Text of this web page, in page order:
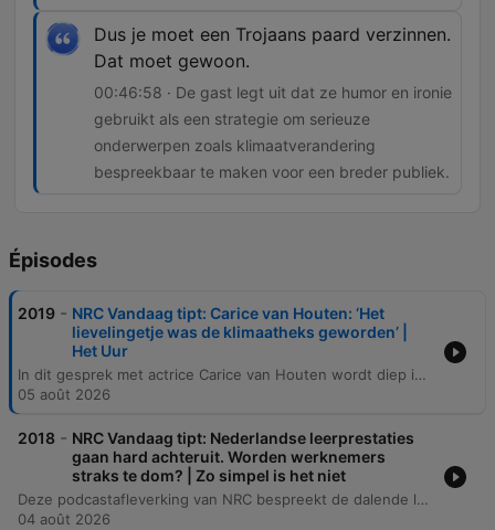
Dus je moet een Trojaans paard verzinnen.
Dat moet gewoon.
00:46:58 · De gast legt uit dat ze humor en ironie
gebruikt als een strategie om serieuze
onderwerpen zoals klimaatverandering
bespreekbaar te maken voor een breder publiek.
Épisodes
2019 - NRC Vandaag tipt: Carice van Houten: ‘Het
lievelingetje was de klimaatheks geworden’ |
Het Uur
In dit gesprek met actrice Carice van Houten wordt diep ingegaan op haar acteermethode, waarbij ze de nadruk legt op luisteren en het vermijden van ijdelheid. Ze reflecteert op hoe haar jeugd in een complexe familiale setting, gekenmerkt door instabiliteit en scheidingen, haar persoonlijkheid en overlevingsstrategieën heeft gevormd. Daarnaast bespreekt Carice haar persoonlijke en politieke ontwaking door de klimaatcrisis. Ze beschrijft haar transformatie van een conflictvermijdende observator naar een actieve burger met maatschappelijk engagement, waarbij ze humor en kunst gebruikt om zware onderwerpen bespreekbaar te maken.
05 août 2026
2018 - NRC Vandaag tipt: Nederlandse leerprestaties
gaan hard achteruit. Worden werknemers
straks te dom? | Zo simpel is het niet
Deze podcastafleverking van NRC bespreekt de dalende leerprestaties van Nederlandse jongeren op basis van OESO-gegevens. De makers bezoeken de OESO in Parijs om te praten met experts over de achteruitgang in vaardigheden zoals lezen en rekenen, en de grote verschillen tussen scholen in Nederland. Daarnaast wordt ingegaan op de negatieve impact van technologie, zoals smartphones en sociale media, op het concentratie- en leervermogen van studenten. Er wordt gewaarschuwd voor de risico's van AI als 'kruk' in plaats van hulpmiddel, wat kan leiden tot een afname van essentiële menselijke vaardigheden en een grotere sociaal-economische kloof.
04 août 2026